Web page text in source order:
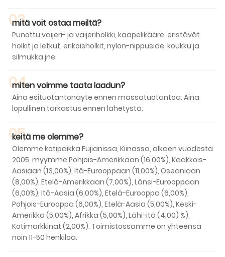
03
mitä voit ostaa meiltä?
Punottu vaijeri- ja vaijeriholkki, kaapelikääre, eristävät
holkit ja letkut, erikoisholkit, nylon-nippuside, koukku ja
silmukka jne.
04
miten voimme taata laadun?
Aina esituotantonäyte ennen massatuotantoa; Aina
lopullinen tarkastus ennen lähetystä;
05
keitä me olemme?
Olemme kotipaikka Fujianissa, Kiinassa, alkaen vuodesta
2005, myymme Pohjois-Amerikkaan (16,00%), Kaakkois-
Aasiaan (13,00%), Itä-Eurooppaan (11,00%), Oseaniaan
(8,00%), Etelä-Amerikkaan (7,00%), Länsi-Eurooppaan
(6,00%), Itä-Aasia (6,00%), Etelä-Eurooppa (6,00%),
Pohjois-Eurooppa (6,00%), Etelä-Aasia (5,00%), Keski-
Amerikka (5,00%), Afrikka (5,00%), Lähi-itä (4,00) %),
Kotimarkkinat (2,00%). Toimistossamme on yhteensä
noin 11-50 henkilöä.